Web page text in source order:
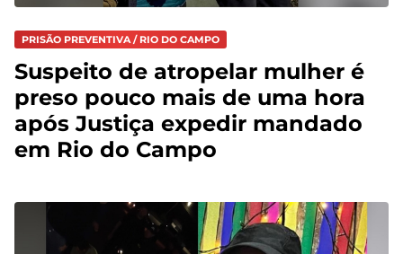
PRISÃO PREVENTIVA / RIO DO CAMPO
Suspeito de atropelar mulher é
preso pouco mais de uma hora
após Justiça expedir mandado
em Rio do Campo